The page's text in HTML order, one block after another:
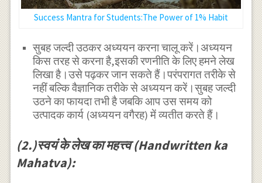
Success Mantra for Students:The Power of 1% Habit
सुबह जल्दी उठकर अध्ययन करना चालू करें।अध्ययन
किस तरह से करना है,इसकी रणनीति के लिए हमने लेख
लिखा है।उसे पढ़कर जान सकते हैं।परंपरागत तरीके से
नहीं बल्कि वैज्ञानिक तरीके से अध्ययन करें।सुबह जल्दी
उठने का फायदा तभी है जबकि आप उस समय को
उत्पादक कार्य (अध्ययन वगैरह) में व्यतीत करते हैं।
(2.)स्वयं के लेख का महत्त्व (Handwritten ka
Mahatva):